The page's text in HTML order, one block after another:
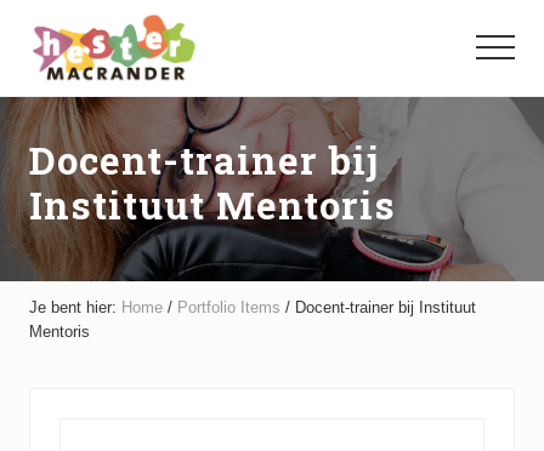
naar
hoofd
inhoud
naar
voettekst
Menu
Docent-trainer bij
Instituut Mentoris
Je bent hier: Home / Portfolio Items / Docent-trainer bij Instituut
Mentoris